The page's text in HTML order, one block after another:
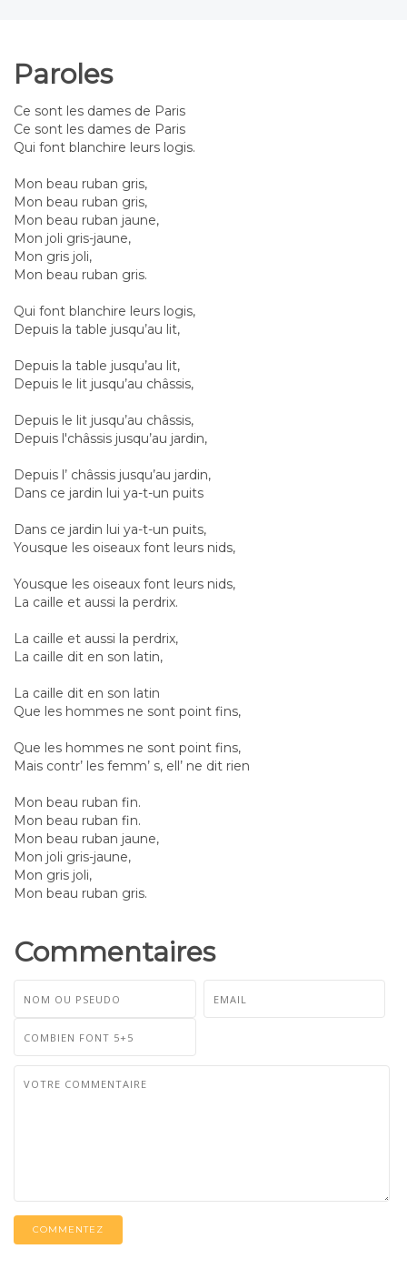
Paroles
Ce sont les dames de Paris
Ce sont les dames de Paris
Qui font blanchire leurs logis.
Mon beau ruban gris,
Mon beau ruban gris,
Mon beau ruban jaune,
Mon joli gris-jaune,
Mon gris joli,
Mon beau ruban gris.
Qui font blanchire leurs logis,
Depuis la table jusqu’au lit,
Depuis la table jusqu’au lit,
Depuis le lit jusqu’au châssis,
Depuis le lit jusqu’au châssis,
Depuis l'châssis jusqu’au jardin,
Depuis l’ châssis jusqu’au jardin,
Dans ce jardin lui ya-t-un puits
Dans ce jardin lui ya-t-un puits,
Yousque les oiseaux font leurs nids,
Yousque les oiseaux font leurs nids,
La caille et aussi la perdrix.
La caille et aussi la perdrix,
La caille dit en son latin,
La caille dit en son latin
Que les hommes ne sont point fins,
Que les hommes ne sont point fins,
Mais contr’ les femm’ s, ell’ ne dit rien
Mon beau ruban fin.
Mon beau ruban fin.
Mon beau ruban jaune,
Mon joli gris-jaune,
Mon gris joli,
Mon beau ruban gris.
Commentaires
COMMENTEZ